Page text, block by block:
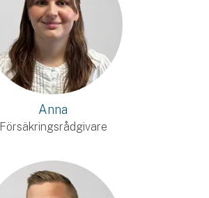
Anna
Försäkringsrådgivare